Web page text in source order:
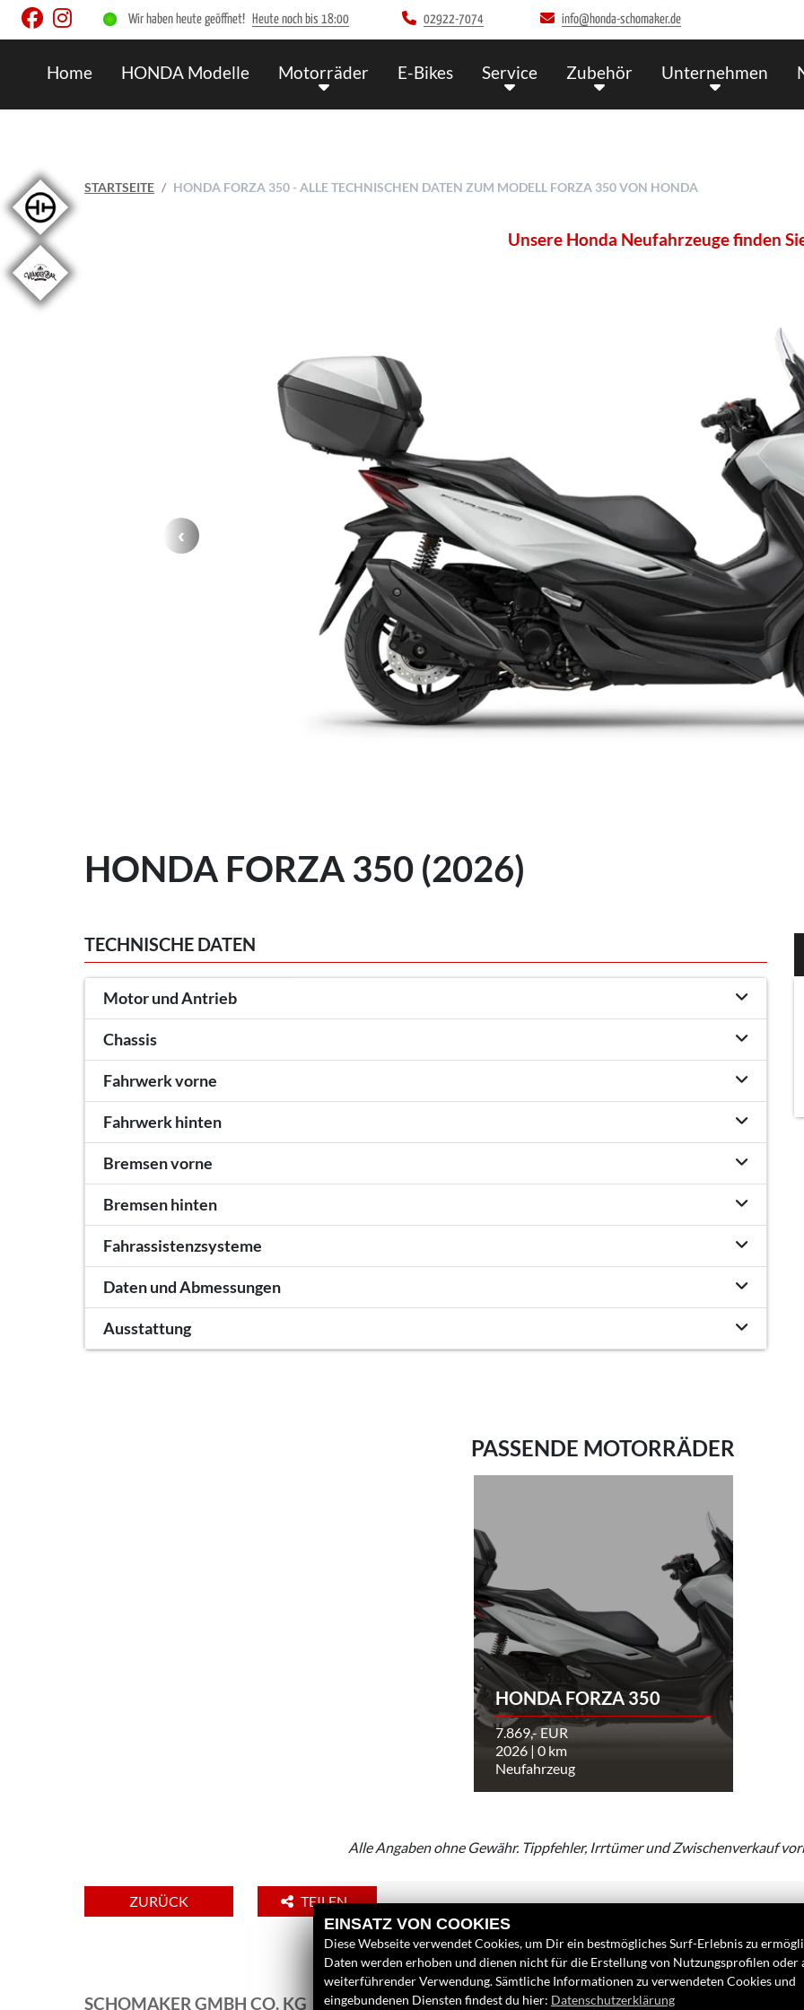
Wir haben heute geöffnet! Heute noch bis 18:00 02922-7074 info@honda-schomaker.de
Home HONDA Modelle Motorräder E-Bikes Service Zubehör Unternehmen
STARTSEITE HONDA FORZA 350 - ALLE TECHNISCHEN DATEN ZUM MODELL FORZA 350 VON HONDA
Unsere Honda Neufahrzeuge finden Sie
HONDA FORZA 350 (2026)
TECHNISCHE DATEN
Motor und Antrieb
Chassis
Fahrwerk vorne
Fahrwerk hinten
Bremsen vorne
Bremsen hinten
Fahrassistenzsysteme
Daten und Abmessungen
Ausstattung
PASSENDE MOTORRÄDER
HONDA FORZA 350
7.869,- EUR
2026 | 0 km
Neufahrzeug
Alle Angaben ohne Gewähr. Tippfehler, Irrtümer und Zwischenverkauf
ZURÜCK TEILEN
SCHOMAKER GMBH CO. KG LINKS
EINSATZ VON COOKIES
Diese Webseite verwendet Cookies, um Dir ein bestmögliches Surf-Erlebnis zu
Daten werden erhoben und dienen nicht für die Erstellung von Nutzungsprofilen oder
weiterführender Verwendung. Sämtliche Informationen zu verwendeten Cookies und
eingebundenen Diensten findest du hier: Datenschutzerklärung